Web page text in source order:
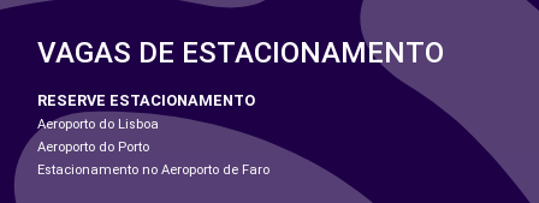
VAGAS DE ESTACIONAMENTO
RESERVE ESTACIONAMENTO
Aeroporto do Lisboa
Aeroporto do Porto
Estacionamento no Aeroporto de Faro